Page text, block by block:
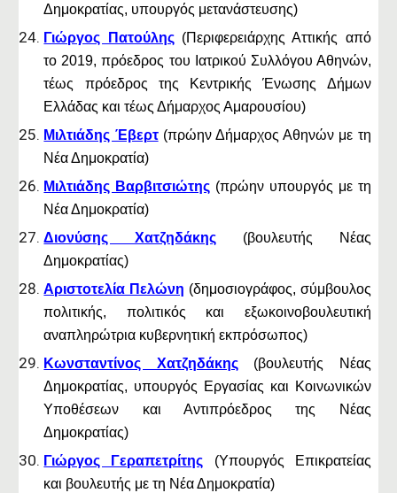
Δημοκρατίας, υπουργός μετανάστευσης)
Γιώργος Πατούλης(Περιφερειάρχης Αττικής από
το 2019, πρόεδρος του Ιατρικού Συλλόγου Αθηνών,
τέως πρόεδρος της Κεντρικής Ένωσης Δήμων
Ελλάδας και τέως Δήμαρχος Αμαρουσίου)
Μιλτιάδης Έβερτ(πρώην Δήμαρχος Αθηνών με τη
Νέα Δημοκρατία)
Μιλτιάδης Βαρβιτσιώτης (πρώην υπουργός με τη
Νέα Δημοκρατία)
Διονύσης Χατζηδάκης (βουλευτής Νέας
Δημοκρατίας)
Αριστοτελία Πελώνη (δημοσιογράφος, σύμβουλος
πολιτικής, πολιτικός και εξωκοινοβουλευτική
αναπληρώτρια κυβερνητική εκπρόσωπος)
Κωνσταντίνος Χατζηδάκης(βουλευτής Νέας
Δημοκρατίας, υπουργός Εργασίας και Κοινωνικών
Υποθέσεων και Αντιπρόεδρος της Νέας
Δημοκρατίας)
Γιώργος Γεραπετρίτης (Υπουργός Επικρατείας
και βουλευτής με τη Νέα Δημοκρατία)